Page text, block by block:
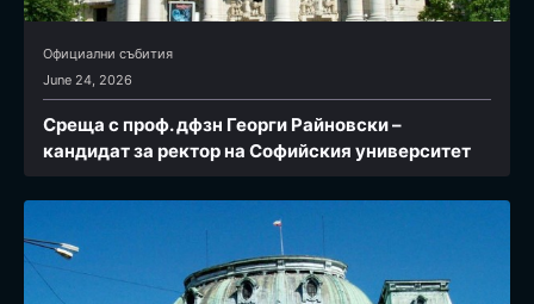
Официални събития
June 24, 2026
Среща с проф. дфзн Георги Райновски –
кандидат за ректор на Софийския университет